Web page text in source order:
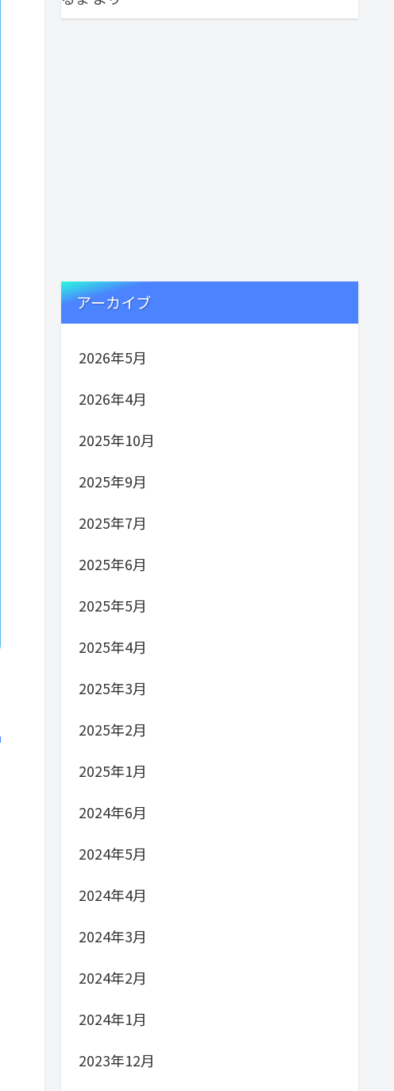
アーカイブ
2026年5月
2026年4月
2025年10月
2025年9月
2025年7月
2025年6月
2025年5月
2025年4月
2025年3月
2025年2月
2025年1月
2024年6月
2024年5月
2024年4月
2024年3月
2024年2月
2024年1月
2023年12月